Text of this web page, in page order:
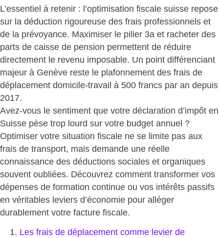
L’essentiel à retenir : l’optimisation fiscale suisse repose
sur la déduction rigoureuse des frais professionnels et
de la prévoyance. Maximiser le pilier 3a et racheter des
parts de caisse de pension permettent de réduire
directement le revenu imposable. Un point différenciant
majeur à Genève reste le plafonnement des frais de
déplacement domicile-travail à 500 francs par an depuis
2017.
Avez-vous le sentiment que votre déclaration d’impôt en
Suisse pèse trop lourd sur votre budget annuel ?
Optimiser votre situation fiscale ne se limite pas aux
frais de transport, mais demande une réelle
connaissance des déductions sociales et organiques
souvent oubliées. Découvrez comment transformer vos
dépenses de formation continue ou vos intérêts passifs
en véritables leviers d’économie pour alléger
durablement votre facture fiscale.
Les frais de déplacement comme levier de